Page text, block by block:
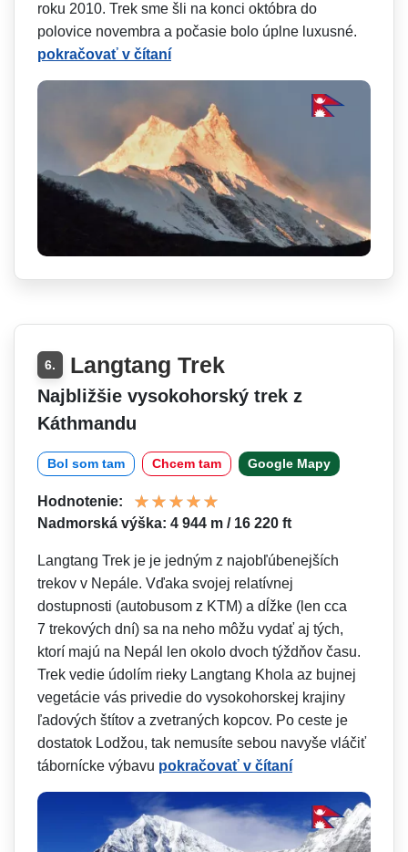
roku 2010. Trek sme šli na konci októbra do
polovice novembra a počasie bolo úplne luxusné.
pokračovať v čítaní
6. Langtang Trek
Najbližšie vysokohorský trek z
Káthmandu
Bol som tam Chcem tam Google Mapy
Hodnotenie:
Nadmorská výška: 4 944 m / 16 220 ft
Langtang Trek je je jedným z najobľúbenejších
trekov v Nepále. Vďaka svojej relatívnej
dostupnosti (autobusom z KTM) a dĺžke (len cca
7 trekových dní) sa na neho môžu vydať aj tých,
ktorí majú na Nepál len okolo dvoch týždňov času.
Trek vedie údolím rieky Langtang Khola az bujnej
vegetácie vás privedie do vysokohorskej krajiny
ľadových štítov a zvetraných kopcov. Po ceste je
dostatok Lodžou, tak nemusíte sebou navyše vláčiť
tábornícke výbavu pokračovať v čítaní